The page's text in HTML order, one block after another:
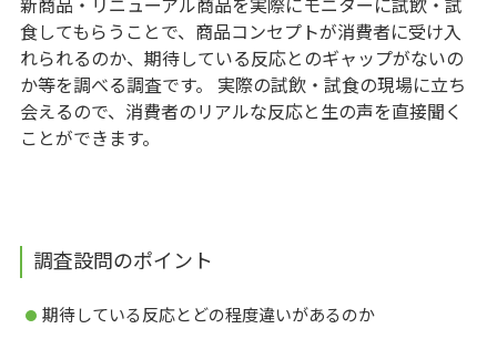
食してもらうことで、商品コンセプトが消費者に受け入
れられるのか、期待している反応とのギャップがないの
か等を調べる調査です。 実際の試飲・試食の現場に立ち
会えるので、消費者のリアルな反応と生の声を直接聞く
ことができます。
調査設問のポイント
期待している反応とどの程度違いがあるのか